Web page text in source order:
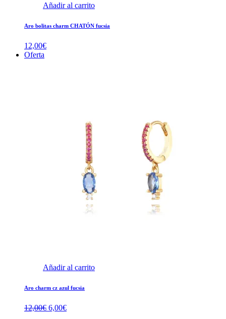
Añadir al carrito
Aro bolitas charm CHATÓN fucsia
12,00€
Oferta
Añadir al carrito
Aro charm cz azul fucsia
12,00€ El
6,00€El